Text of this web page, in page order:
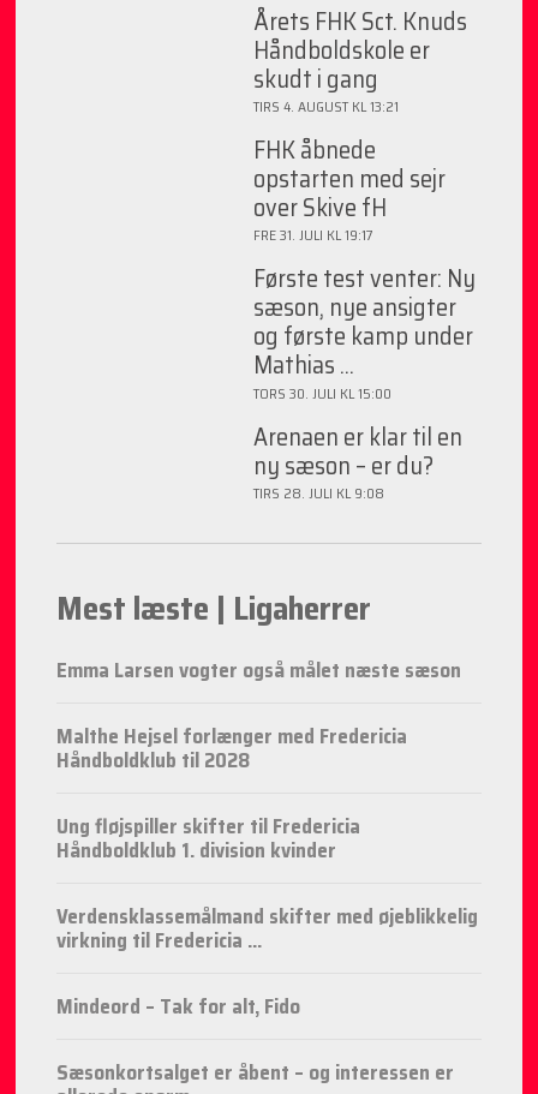
Årets FHK Sct. Knuds
Håndboldskole er
skudt i gang
TIRS 4. AUGUST KL 13:21
FHK åbnede
opstarten med sejr
over Skive fH
FRE 31. JULI KL 19:17
Første test venter: Ny
sæson, nye ansigter
og første kamp under
Mathias ...
TORS 30. JULI KL 15:00
Arenaen er klar til en
ny sæson – er du?
TIRS 28. JULI KL 9:08
Mest læste | Ligaherrer
Emma Larsen vogter også målet næste sæson
Malthe Hejsel forlænger med Fredericia
Håndboldklub til 2028
Ung fløjspiller skifter til Fredericia
Håndboldklub 1. division kvinder
Verdensklassemålmand skifter med øjeblikkelig
virkning til Fredericia ...
Mindeord – Tak for alt, Fido
Sæsonkortsalget er åbent – og interessen er